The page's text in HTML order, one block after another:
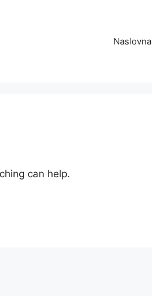
Naslovna
can help.